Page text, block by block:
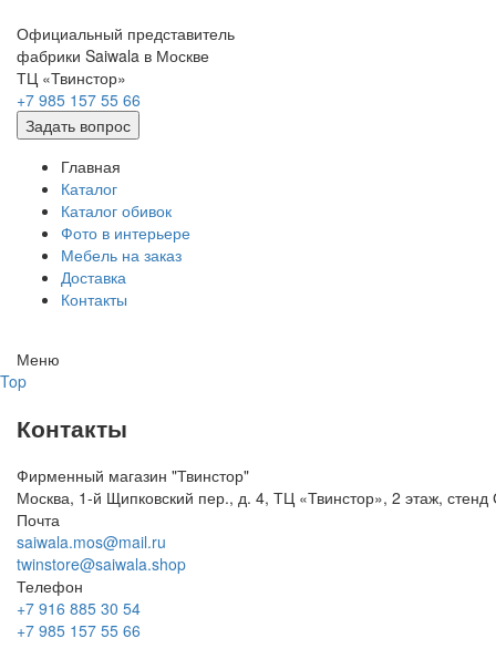
Официальный представитель
фабрики Saiwala в Москве
ТЦ «Твинстор»
+7 985 157 55 66
Задать вопрос
Главная
Каталог
Каталог обивок
Фото в интерьере
Мебель на заказ
Доставка
Контакты
Меню
Top
Контакты
Фирменный магазин "Твинстор"
Москва, 1-й Щипковский пер., д. 4, ТЦ «Твинстор», 2 этаж,
Почта
saiwala.mos@mail.ru
twinstore@saiwala.shop
Телефон
+7 916 885 30 54
+7 985 157 55 66